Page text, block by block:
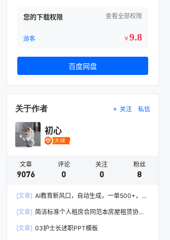
您的下载权限 查看全部权限
游客 ￥ 9.8
百度网盘
关于作者 关注 私信
初心
文章
9076
评论
0
关注
0
粉丝
8
[文章] AI教育新风口，自动生成，一单500+，月
[文章] 简洁标准个人租房合同范本房屋租赁协议
[文章] 03护士长述职PPT模板